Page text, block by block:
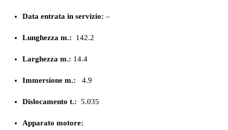
Data entrata in servizio: –
Lunghezza m.: 142.2
Larghezza m.: 14.4
Immersione m.: 4.9
Dislocamento t.: 5.035
Apparato motore: